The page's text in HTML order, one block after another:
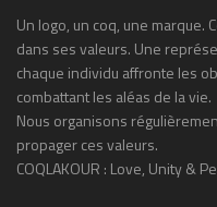
Un logo, un coq, une marque.
dans ses valeurs. Une
chaque individu affronte les
combattant les aléas de la vie.
Nous organisons
propager ces valeurs.
COQLAKOUR : Love, Unity &